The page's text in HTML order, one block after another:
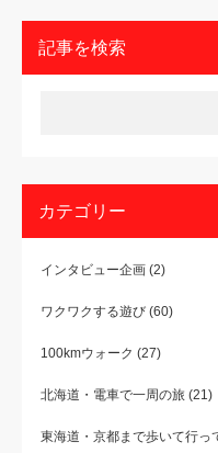
記事を検索
カテゴリー
インタビュー企画 (2)
ワクワクする遊び (60)
100kmウォーク (27)
北海道・電車で一周の旅 (21)
東海道・京都まで歩いて行っ